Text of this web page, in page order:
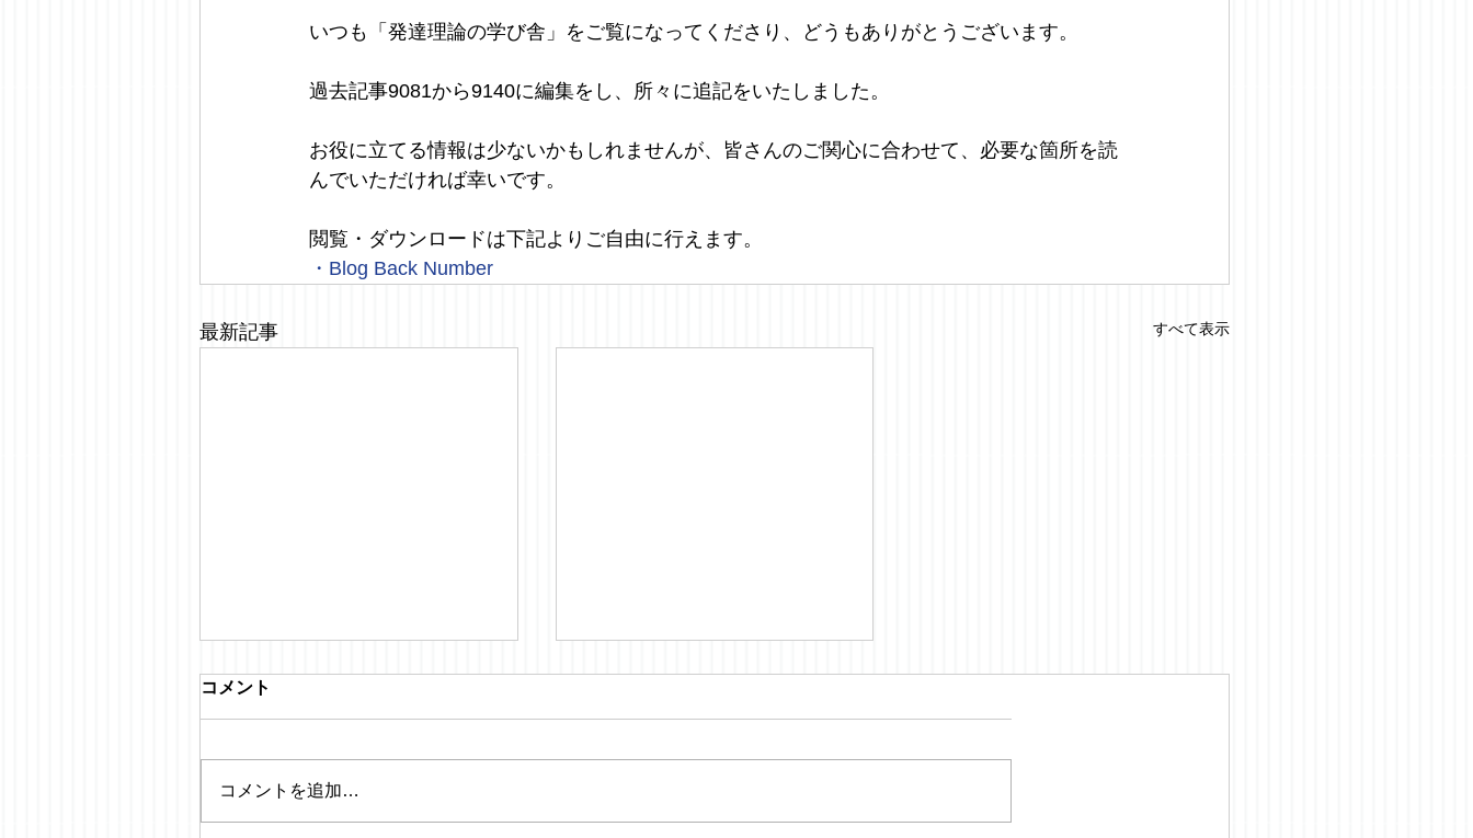
いつも「発達理論の学び舎」をご覧になってくださり、どうもありがとうございます。
過去記事9081から9140に編集をし、所々に追記をいたしました。
お役に立てる情報は少ないかもしれませんが、皆さんのご関心に合わせて、必要な箇所を読
んでいただければ幸いです。
閲覧・ダウンロードは下記よりご自由に行えます。
・ Blog Back Number
最新記事 すべて表示
コメント
コメントを追加…